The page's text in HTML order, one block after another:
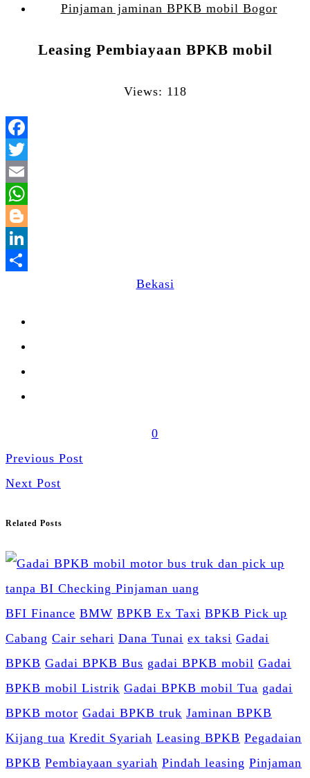
Pinjaman jaminan BPKB mobil Bogor
Leasing Pembiayaan BPKB mobil
Views: 118
Share
Bekasi
0
Previous Post
Next Post
Related Posts
BFI Finance BMW BPKB Ex Taxi BPKB Pick up
Cabang Cair sehari Dana Tunai ex taksi Gadai
BPKB Gadai BPKB Bus gadai BPKB mobil Gadai
BPKB mobil Listrik Gadai BPKB mobil Tua gadai
BPKB motor Gadai BPKB truk Jaminan BPKB
Kijang tua Kredit Syariah Leasing BPKB Pegadaian
BPKB Pembiayaan syariah Pindah leasing Pinjaman